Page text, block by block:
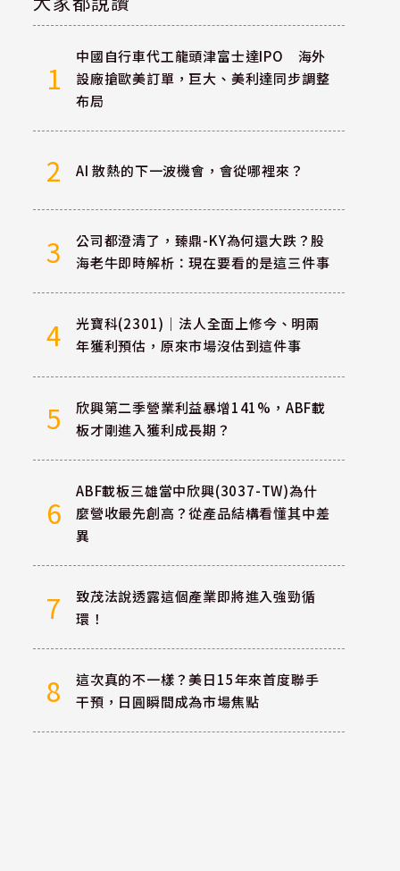
1
中國自行車代工龍頭津富士達IPO 海外
設廠搶歐美訂單，巨大、美利達同步調整
布局
2 AI 散熱的下一波機會，會從哪裡來？
3
公司都澄清了，臻鼎-KY為何還大跌？股
海老牛即時解析：現在要看的是這三件事
4
光寶科(2301)｜法人全面上修今、明兩
年獲利預估，原來市場沒估到這件事
5
欣興第二季營業利益暴增141%，ABF載
板才剛進入獲利成長期？
6
ABF載板三雄當中欣興(3037-TW)為什
麼營收最先創高？從產品結構看懂其中差
異
7
致茂法說透露這個產業即將進入強勁循
環！
8
這次真的不一樣？美日15年來首度聯手
干預，日圓瞬間成為市場焦點